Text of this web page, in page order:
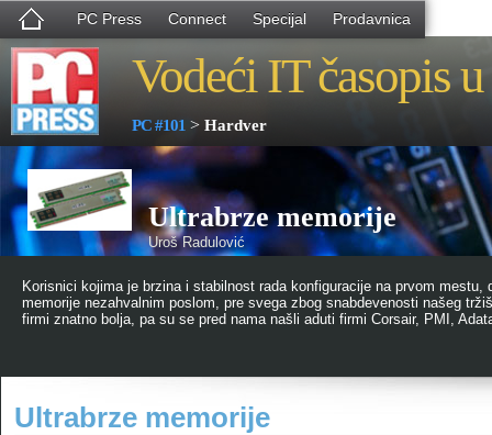
PC Press Connect Specijal Prodavnica
Vodeći IT časopis
PC #101 > Hardver
Ultrabrze memorije
Uroš Radulović
Korisnici kojima je brzina i stabilnost rada konfiguracije na prvom mestu,
memorije nezahvalnim poslom, pre svega zbog snabdevenosti našeg
firmi znatno bolja, pa su se pred nama našli aduti firmi Corsair, PMI,
Ultrabrze memorije